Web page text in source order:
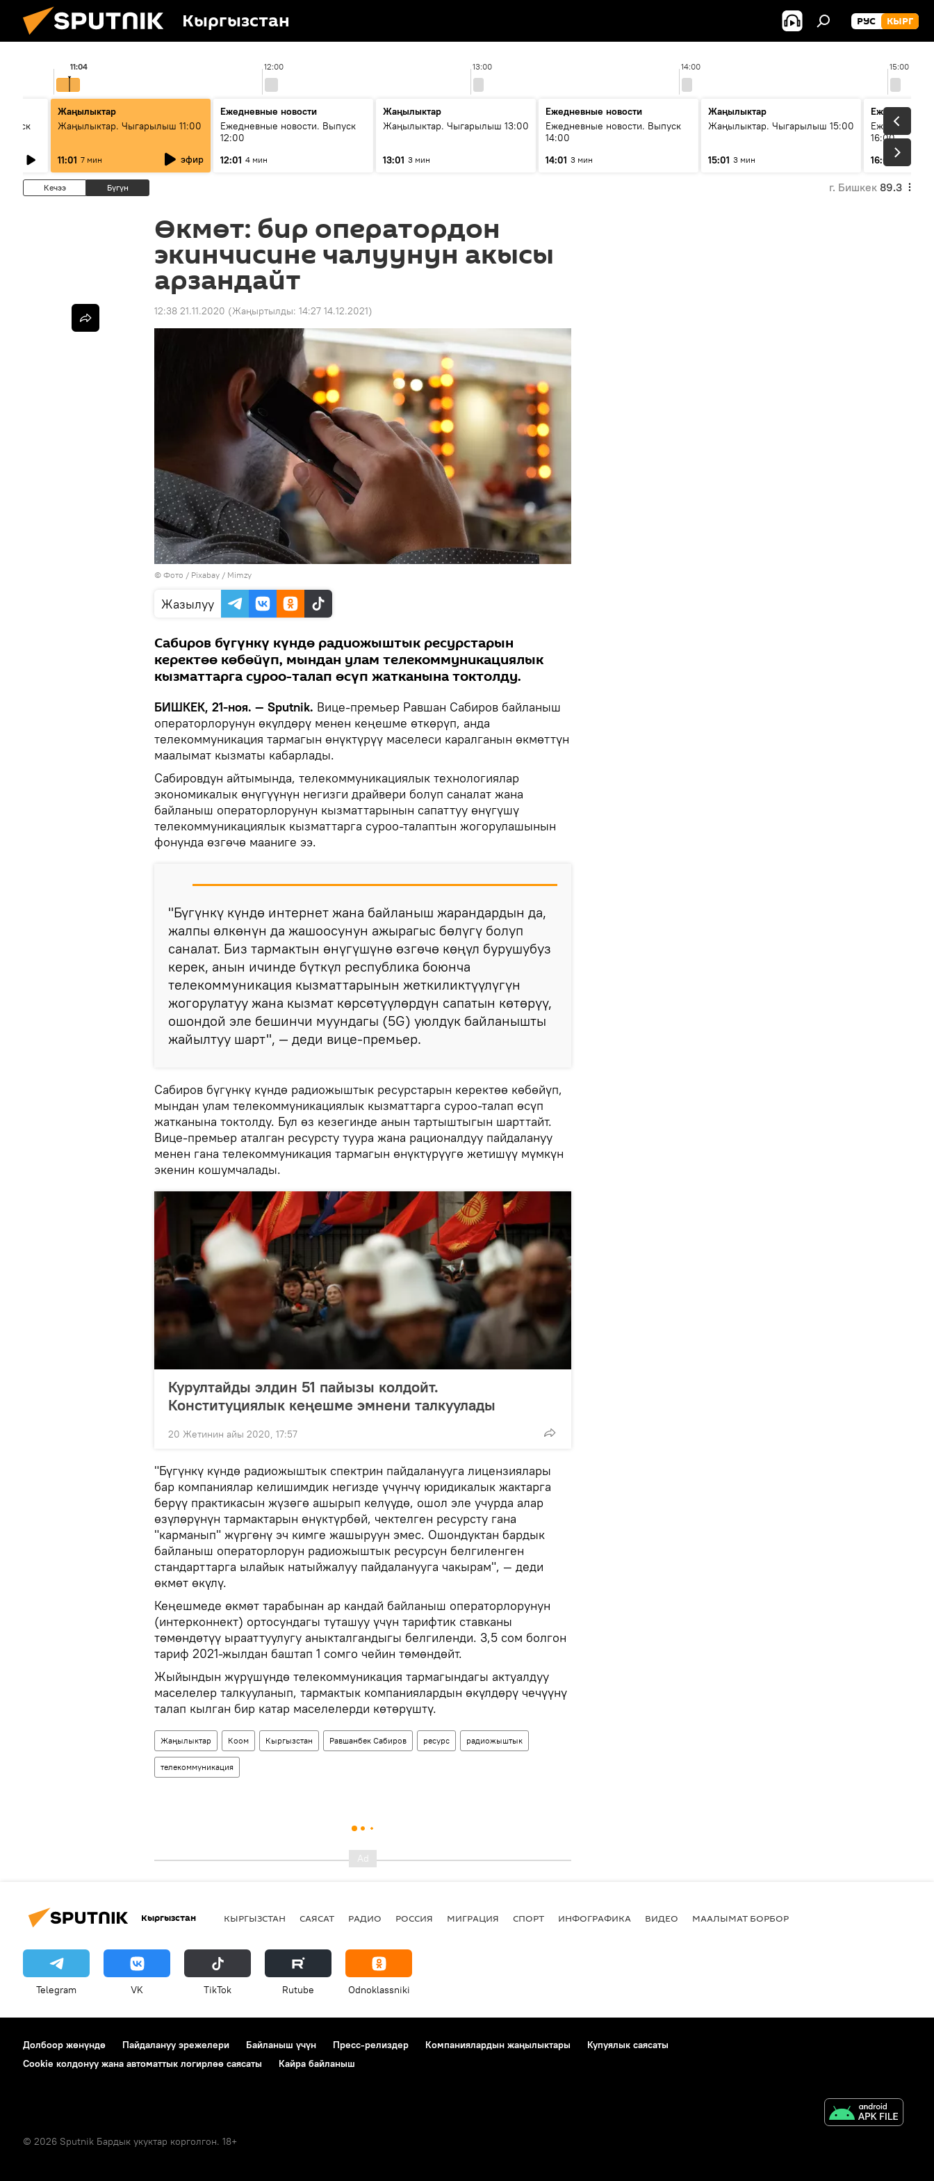
Кыргызстан РУС КЫРГ
12:00 13:00 14:00 15:00
11:04
Жаңылыктар
Жаңылыктар. Чыгарылыш 11:00
11:01 7 мин эфир
Ежедневные новости
Ежедневные новости. Выпуск
12:00
12:01 4 мин
Жаңылыктар
Жаңылыктар. Чыгарылыш 13:00
13:01 3 мин
Ежедневные новости
Ежедневные новости. Выпуск
14:00
14:01 3 мин
Жаңылыктар
Жаңылыктар. Чыгарылыш 15:00
15:01 3 мин
Ежедневные
Ежедневные
16:00
16:01
3 мин
Кечээ Бүгүн г. Бишкек 89.3
Өкмөт: бир оператордон
экинчисине чалуунун акысы
арзандайт
12:38 21.11.2020 (Жаңыртылды: 14:27 14.12.2021)
© Фото / Pixabay / Mimzy
Жазылуу
Сабиров бүгүнкү күндө радиожыштык ресурстарын
керектөө көбөйүп, мындан улам телекоммуникациялык
кызматтарга суроо-талап өсүп жатканына токтолду.
БИШКЕК, 21-ноя. — Sputnik. Вице-премьер Равшан Сабиров байланыш
операторлорунун өкүлдөрү менен кеңешме өткөрүп, анда
телекоммуникация тармагын өнүктүрүү маселеси каралганын өкмөттүн
маалымат кызматы кабарлады.
Сабировдун айтымында, телекоммуникациялык технологиялар
экономикалык өнүгүүнүн негизги драйвери болуп саналат жана
байланыш операторлорунун кызматтарынын сапаттуу өнүгүшү
телекоммуникациялык кызматтарга суроо-талаптын жогорулашынын
фонунда өзгөчө мааниге ээ.
"Бүгүнкү күндө интернет жана байланыш жарандардын да,
жалпы өлкөнүн да жашоосунун ажырагыс бөлүгү болуп
саналат. Биз тармактын өнүгүшүнө өзгөчө көңүл бурушубуз
керек, анын ичинде бүткүл республика боюнча
телекоммуникация кызматтарынын жеткиликтүүлүгүн
жогорулатуу жана кызмат көрсөтүүлөрдүн сапатын көтөрүү,
ошондой эле бешинчи муундагы (5G) уюлдук байланышты
жайылтуу шарт", — деди вице-премьер.
Сабиров бүгүнкү күндө радиожыштык ресурстарын керектөө көбөйүп,
мындан улам телекоммуникациялык кызматтарга суроо-талап өсүп
жатканына токтолду. Бул өз кезегинде анын тартыштыгын шарттайт.
Вице-премьер аталган ресурсту туура жана рационалдуу пайдалануу
менен гана телекоммуникация тармагын өнүктүрүүгө жетишүү мүмкүн
экенин кошумчалады.
Курултайды элдин 51 пайызы колдойт.
Конституциялык кеңешме эмнени талкуулады
20 Жетинин айы 2020, 17:57
"Бүгүнкү күндө радиожыштык спектрин пайдаланууга лицензиялары
бар компаниялар келишимдик негизде үчүнчү юридикалык жактарга
берүү практикасын жүзөгө ашырып келүүдө, ошол эле учурда алар
өзүлөрүнүн тармактарын өнүктүрбөй, чектелген ресурсту гана
"карманып" жүргөнү эч кимге жашыруун эмес. Ошондуктан бардык
байланыш операторлорун радиожыштык ресурсун белгиленген
стандарттарга ылайык натыйжалуу пайдаланууга чакырам", — деди
өкмөт өкүлү.
Кеңешмеде өкмөт тарабынан ар кандай байланыш операторлорунун
(интерконнект) ортосундагы туташуу үчүн тарифтик ставканы
төмөндөтүү ырааттуулугу аныкталгандыгы белгиленди. 3,5 сом болгон
тариф 2021-жылдан баштап 1 сомго чейин төмөндөйт.
Жыйындын жүрүшүндө телекоммуникация тармагындагы актуалдуу
маселелер талкууланып, тармактык компаниялардын өкүлдөрү чечүүнү
талап кылган бир катар маселелерди көтөрүштү.
Жаңылыктар Коом Кыргызстан Равшанбек Сабиров ресурс радиожыштык
телекоммуникация
Кыргызстан КЫРГЫЗСТАН САЯСАТ РАДИО РОССИЯ МИГРАЦИЯ СПОРТ ИНФОГРАФИКА ВИДЕО МААЛЫМАТ БОРБОР
Telegram VK ТikТоk Rutube Odnoklassniki
Долбоор жөнүндө Пайдалануу эрежелери Байланыш үчүн Пресс-релиздер Компаниялардын жаңылыктары
Купуялык саясаты
Cookie колдонуу жана автоматтык логирлөө саясаты
Кайра байланыш
© 2026 Sputnik Бардык укуктар корголгон. 18+